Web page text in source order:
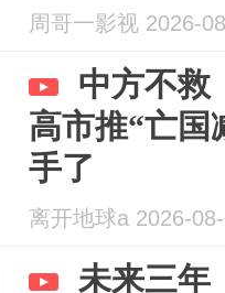
周哥一影视 2026-
中方不救
高市推“亡国
手了
离开地球a 2026-
未来三年